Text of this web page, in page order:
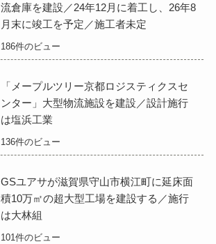
流倉庫を建設／24年12月に着工し、26年8
月末に竣工を予定／施工者未定
186件のビュー
「メープルツリー京都ロジスティクスセ
ンター」大型物流施設を建設／設計施行
は塩浜工業
136件のビュー
GSユアサが滋賀県守山市横江町に延床面
積10万㎡の超大型工場を建設する／施行
は大林組
101件のビュー